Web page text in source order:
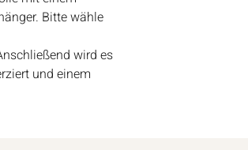
Bitte wähle
wird es
und einem